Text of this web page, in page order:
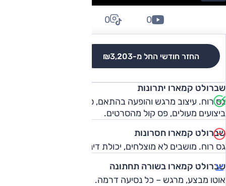
החזר חודשי החל מ-₪3,203
0
0
שברולט קמארו יתרונות
גס רוח. עיצוב מרגש והופעה בהתאם, סביבת נהג ממוקדת,
ביצועים מעולים, פס קול מהסרטים.
שברולט קמארו חסרונות
גס רוח. מושבים לא מוצלחים, יכולת דינמית לא מחודדת, מחיר.
שברולט קמארו בשורה תחתונה
אוטו מבצע, מרגש – כל נסיעה דרמה.